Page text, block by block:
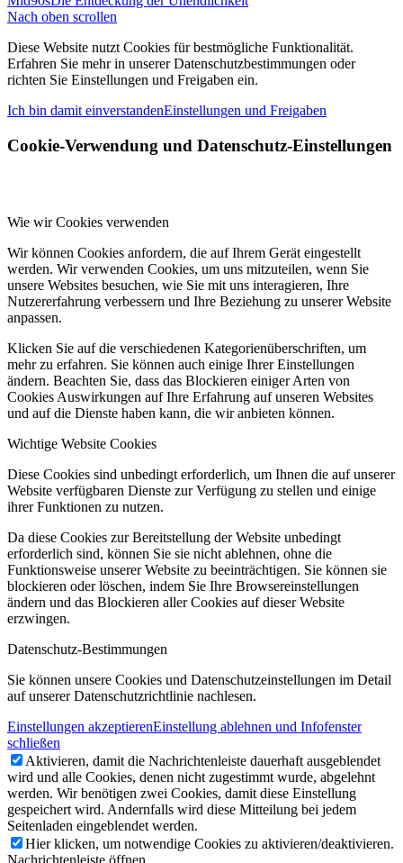
Nach oben scrollen
Diese Website nutzt Cookies für bestmögliche Funktionalität.
Erfahren Sie mehr in unserer Datenschutzbestimmungen oder
richten Sie Einstellungen und Freigaben ein.
Ich bin damit einverstandenEinstellungen und Freigaben
Cookie-Verwendung und Datenschutz-Einstellungen
Wie wir Cookies verwenden
Wir können Cookies anfordern, die auf Ihrem Gerät eingestellt
werden. Wir verwenden Cookies, um uns mitzuteilen, wenn Sie
unsere Websites besuchen, wie Sie mit uns interagieren, Ihre
Nutzererfahrung verbessern und Ihre Beziehung zu unserer Website
anpassen.
Klicken Sie auf die verschiedenen Kategorienüberschriften, um
mehr zu erfahren. Sie können auch einige Ihrer Einstellungen
ändern. Beachten Sie, dass das Blockieren einiger Arten von
Cookies Auswirkungen auf Ihre Erfahrung auf unseren Websites
und auf die Dienste haben kann, die wir anbieten können.
Wichtige Website Cookies
Diese Cookies sind unbedingt erforderlich, um Ihnen die auf unserer
Website verfügbaren Dienste zur Verfügung zu stellen und einige
ihrer Funktionen zu nutzen.
Da diese Cookies zur Bereitstellung der Website unbedingt
erforderlich sind, können Sie sie nicht ablehnen, ohne die
Funktionsweise unserer Website zu beeinträchtigen. Sie können sie
blockieren oder löschen, indem Sie Ihre Browsereinstellungen
ändern und das Blockieren aller Cookies auf dieser Website
erzwingen.
Datenschutz-Bestimmungen
Sie können unsere Cookies und Datenschutzeinstellungen im Detail
auf unserer Datenschutzrichtlinie nachlesen.
Einstellungen akzeptierenEinstellung ablehnen und Infofenster
schließen
Aktivieren, damit die Nachrichtenleiste dauerhaft ausgeblendet
wird und alle Cookies, denen nicht zugestimmt wurde, abgelehnt
werden. Wir benötigen zwei Cookies, damit diese Einstellung
gespeichert wird. Andernfalls wird diese Mitteilung bei jedem
Seitenladen eingeblendet werden.
Hier klicken, um notwendige Cookies zu aktivieren/deaktivieren.
Nachrichtenleiste öffnen